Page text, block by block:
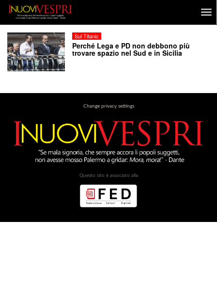
Sul Titanic
Perché Lega e PD non debbono più
trovare spazio nel Sud e in Sicilia
Change privacy settings
Questo sito è associato alla